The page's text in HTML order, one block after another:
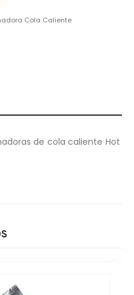
Cola Caliente
de cola caliente Hot